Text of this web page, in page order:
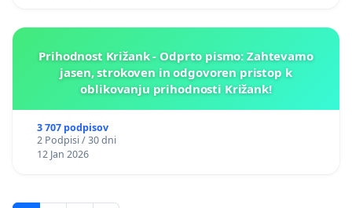
Prihodnost Križank - Odprto pismo: Zahtevamo
jasen, strokoven in odgovoren pristop k
oblikovanju prihodnosti Križank!
3 707 podpisov
2 Podpisi / 30 dni
12 Jan 2026